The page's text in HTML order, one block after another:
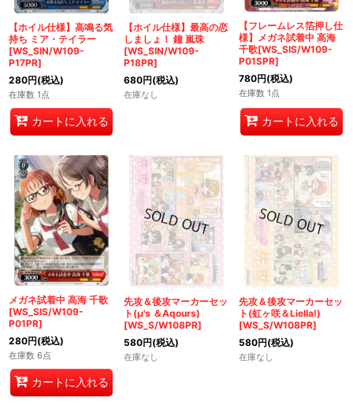
【ホイル仕様】高鳴る気
持ち ミア・テイラー
[WS_SIN/W109-
P17PR]
280円(税込)
在庫数 1点
カートに入れる
【ホイル仕様】最高の恋
しましょ！ 鐘 嵐珠
[WS_SIN/W109-
P18PR]
680円(税込)
在庫なし
【フレームレス箔押し仕
様】メガネ試着中 高海
千歌[WS_SIS/W109-
P01SPR]
780円(税込)
在庫数 1点
カートに入れる
メガネ試着中 高海 千歌
[WS_SIS/W109-
P01PR]
280円(税込)
在庫数 6点
カートに入れる
先攻＆後攻マーカーセッ
ト(μ's ＆Aqours)
[WS_S/W108PR]
580円(税込)
在庫なし
先攻＆後攻マーカーセッ
ト(虹ヶ咲＆Liella!)
[WS_S/W108PR]
580円(税込)
在庫なし